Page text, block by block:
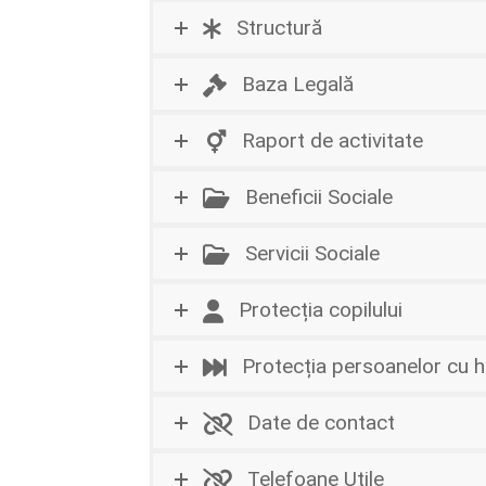
Structură
Baza Legală
Raport de activitate
Beneficii Sociale
Servicii Sociale
Protecția copilului
Protecția persoanelor cu
Date de contact
Telefoane Utile